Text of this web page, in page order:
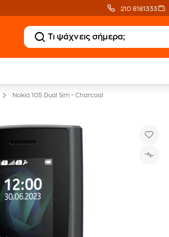
210 8181333
Nokia 105 Dual Sim - Charcoal